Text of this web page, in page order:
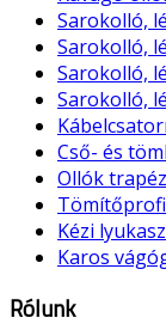
Sarokolló,
Sarokolló,
Sarokolló,
Sarokolló,
Cső- és
Ollók
Kézi
Karos
Rólunk